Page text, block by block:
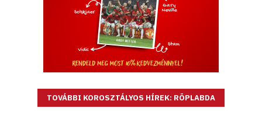
TOVÁBBI KOROSZTÁLYOS HÍREK: RÖPLABDA